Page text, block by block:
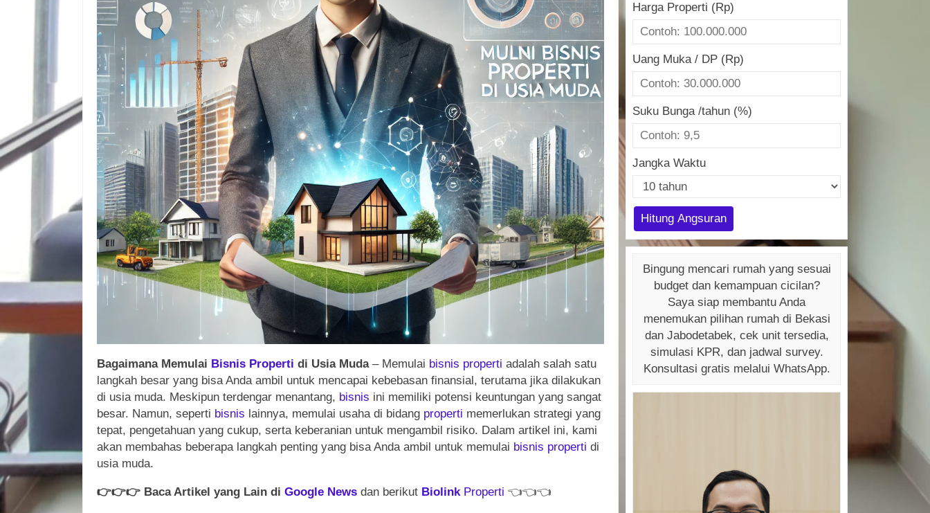
Bagaimana Memulai Bisnis Properti di Usia Muda– Memulai bisnis properti adalah salah satu
langkah besar yang bisa Anda ambil untuk mencapai kebebasan finansial, terutama jika dilakukan
di usia muda. Meskipun terdengar menantang, bisnis ini memiliki potensi keuntungan yang sangat
besar. Namun, seperti bisnis lainnya, memulai usaha di bidang properti memerlukan strategi yang
tepat, pengetahuan yang cukup, serta keberanian untuk mengambil risiko. Dalam artikel ini, kami
akan membahas beberapa langkah penting yang bisa Anda ambil untuk memulai bisnis properti di
usia muda.
👉👉👉 Baca Artikel yang Lain di Google News dan berikut Biolink Properti 👈👈👈
Harga Properti (Rp)
Uang Muka / DP (Rp)
Suku Bunga /tahun (%)
Jangka Waktu
Hitung Angsuran
Bingung mencari rumah yang sesuai
budget dan kemampuan cicilan?
Saya siap membantu Anda
menemukan pilihan rumah di Bekasi
dan Jabodetabek, cek unit tersedia,
simulasi KPR, dan jadwal survey.
Konsultasi gratis melalui WhatsApp.